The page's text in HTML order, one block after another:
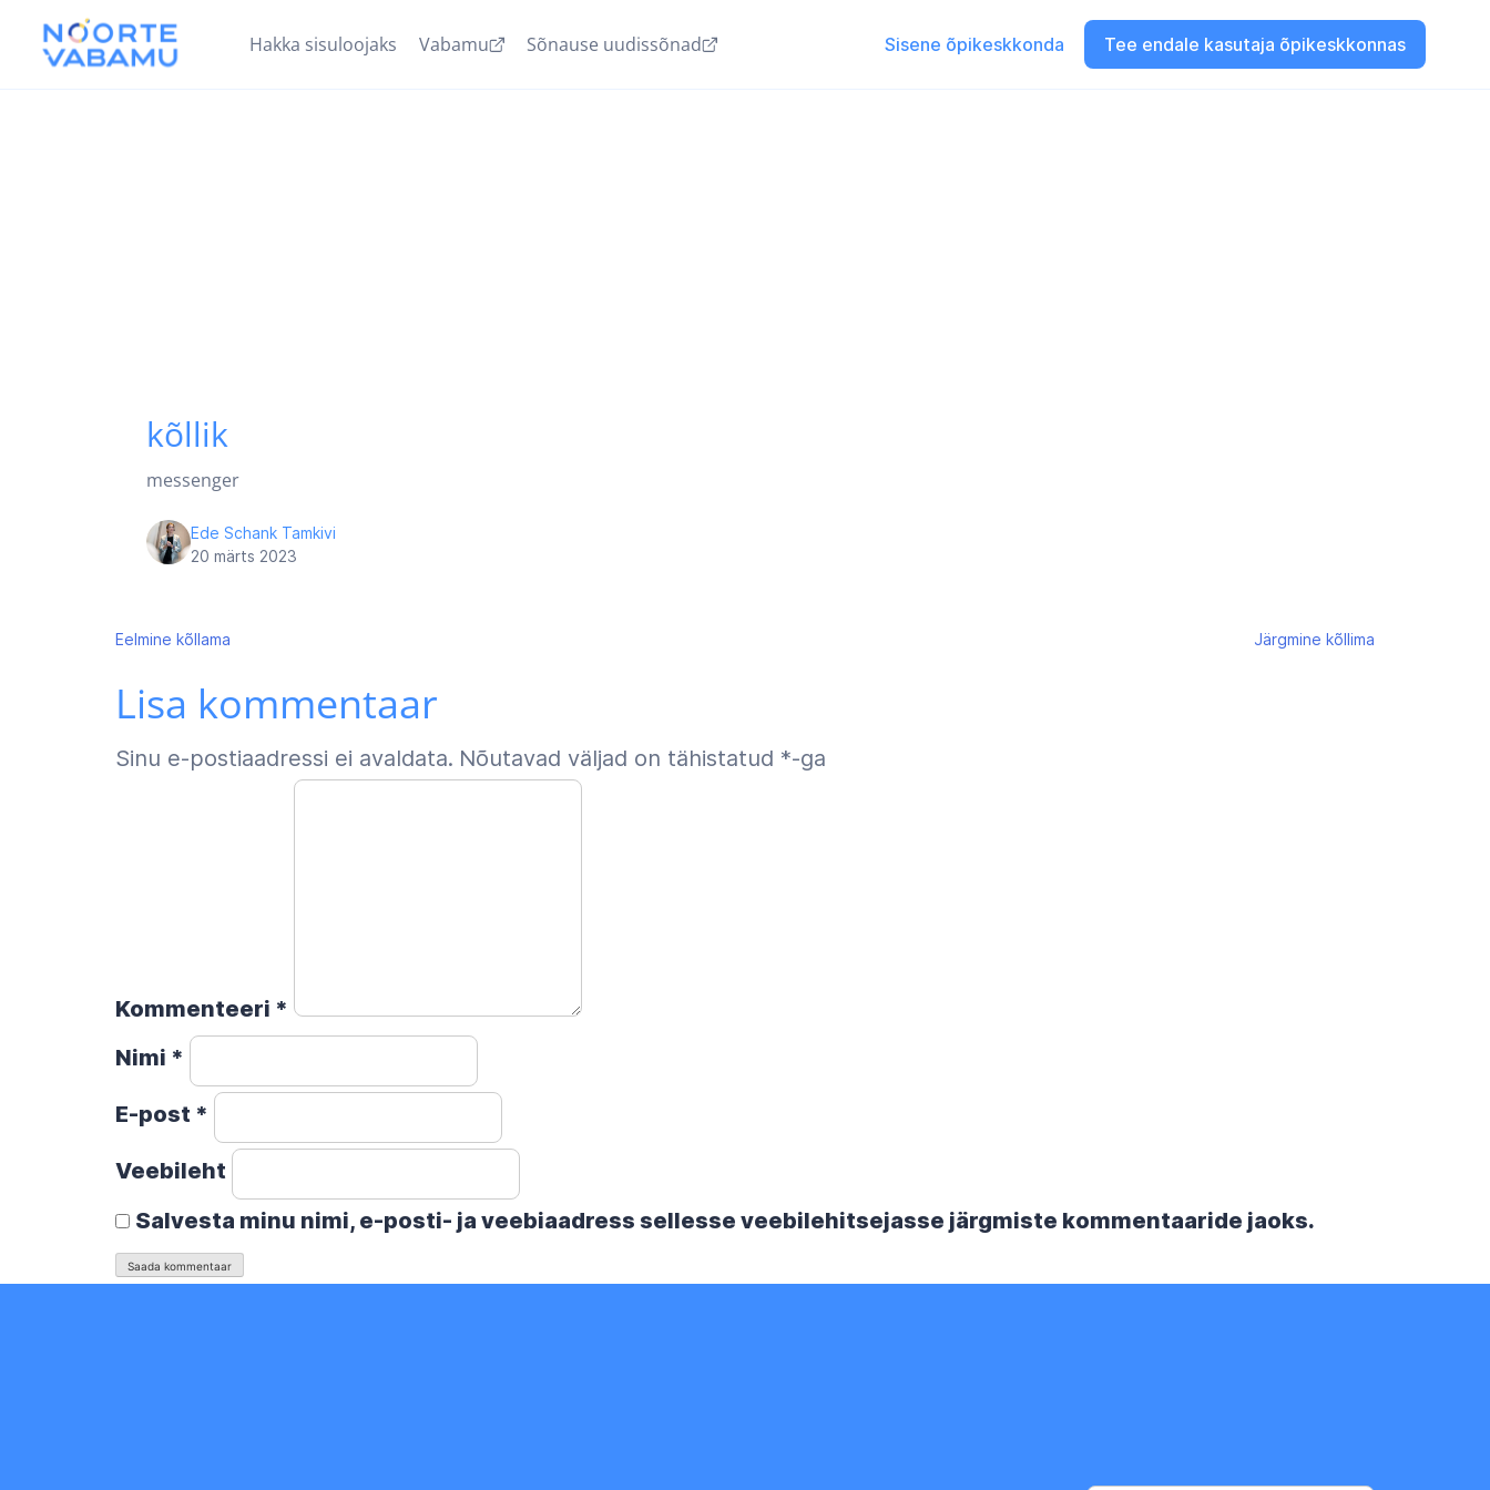
Hakka sisuloojaks Vabamu Sõnause uudissõnad Sisene õpikeskkonda Tee endale kasutaja õpikeskkonnas
kõllik
messenger
Ede Schank Tamkivi
20 märts 2023
Navigeerimine
Eelmine kõllama Järgmine kõllima
Lisa kommentaar
Sinu e-postiaadressi ei avaldata. Nõutavad väljad on tähistatud *-ga
Kommenteeri *
Nimi *
E-post *
Veebileht
Salvesta minu nimi, e-posti- ja veebiaadress sellesse veebilehitsejasse järgmiste kommentaaride jaoks.